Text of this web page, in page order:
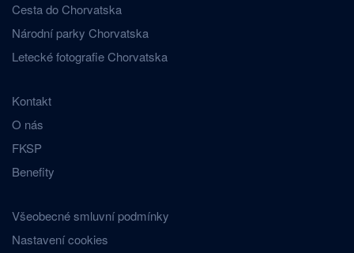
Cesta do Chorvatska
Národní parky Chorvatska
Letecké fotografie Chorvatska
Kontakt
O nás
FKSP
Benefity
Všeobecné smluvní podmínky
Nastavení cookies